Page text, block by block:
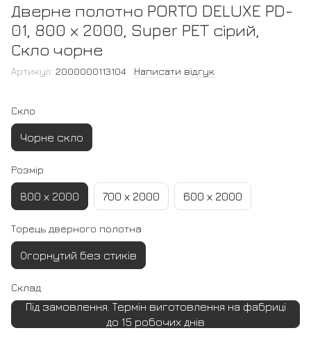
Дверне полотно PORTO DELUXE PD-
01, 800 х 2000, Super PET сірий,
Скло чорне
Артикул: 2000000113104 Написати відгук
Скло
Чорне скло
Розмір
800 х 2000 700 х 2000 600 х 2000
Торець дверного полотна
Огорнутий без стиків
Склад
Під замовлення. Термін виготовлення на фабриці
до 15 робочих днів